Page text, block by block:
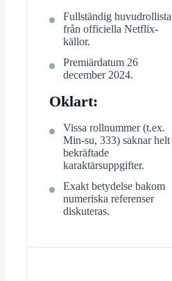
Fullständig huvudrollista
från officiella Netflix-
källor.
Premiärdatum 26
december 2024.
Oklart:
Vissa rollnummer (t.ex.
Min-su, 333) saknar helt
bekräftade
karaktärsuppgifter.
Exakt betydelse bakom
numeriska referenser
diskuteras.